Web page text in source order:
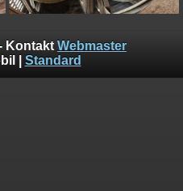
Kontakt Webmaster
Standard